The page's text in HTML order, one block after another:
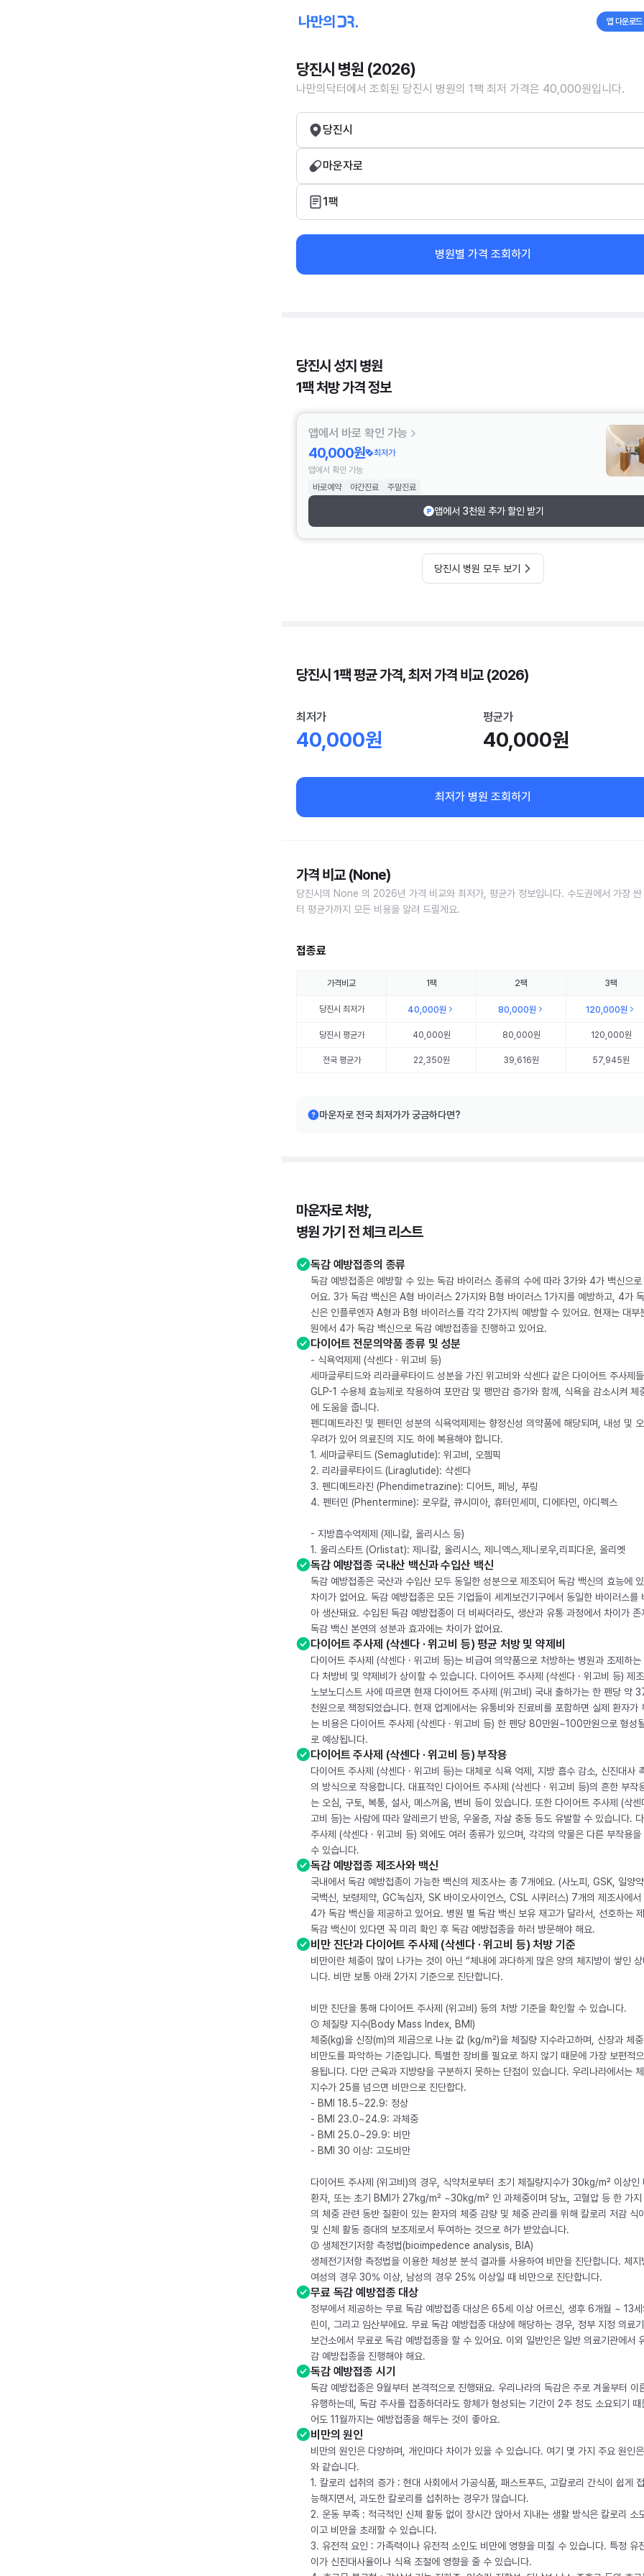
앱 다운로드
당진시 병원 (2026)
나만의닥터에서 조회된 당진시 병원의 1팩 최저 가격은 40,000원입니다.
당진시
마운자로
1팩
병원별 가격 조회하기
당진시 성지 병원
1팩 처방 가격 정보
앱에서 바로 확인 가능
40,000원
최저가
앱에서 확인 가능
바로예약
야간진료 주말진료
앱에서 3천원 추가 할인 받기
당진시 병원 모두 보기
당진시 1팩 평균 가격, 최저 가격 비교 (2026)
최저가
40,000원
평균가
40,000원
최저가 병원 조회하기
가격 비교 (None)
당진시의 None 의 2026년 가격 비교와 최저가, 평균가 정보입니다. 수도권에서 가장 싼
터 평균가까지 모든 비용을 알려 드릴게요.
접종료
가격비교 1팩 2팩 3팩
당진시 최저가 40,000원 80,000원 120,000원
당진시 평균가 40,000원 80,000원 120,000원
전국 평균가 22,350원 39,616원 57,945원
마운자로 전국 최저가가 궁금하다면?
마운자로 처방,
병원 가기 전 체크 리스트
독감 예방접종의 종류
독감 예방접종은 예방할 수 있는 독감 바이러스 종류의 수에 따라 3가와 4가 백신으로
어요. 3가 독감 백신은 A형 바이러스 2가지와 B형 바이러스 1가지를 예방하고, 4가
신은 인플루엔자 A형과 B형 바이러스를 각각 2가지씩 예방할 수 있어요. 현재는 대부
원에서 4가 독감 백신으로 독감 예방접종을 진행하고 있어요.
다이어트 전문의약품 종류 및 성분
- 식욕억제제 (삭센다 · 위고비 등)
세마글루티드와 리라클루타이드 성분을 가진 위고비와 삭센다 같은 다이어트 주사제
GLP-1 수용체 효능제로 작용하여 포만감 및 팽만감 증가와 함께, 식욕을 감소시켜 체
에 도움을 줍니다.
펜디메트라진 및 펜터민 성분의 식욕억제제는 향정신성 의약품에 해당되며, 내성 및
우려가 있어 의료진의 지도 하에 복용해야 합니다.
1. 세마글루티드 (Semaglutide): 위고비, 오젬픽
2. 리라클루타이드 (Liraglutide): 삭센다
3. 펜디메트라진 (Phendimetrazine): 디어트, 페닝, 푸링
4. 펜터민 (Phentermine): 로우칼, 큐시미아, 휴터민세미, 디에타민, 아디펙스
- 지방흡수억제제 (제니칼, 올리시스 등)
1. 올리스타트 (Orlistat): 제니칼, 올리시스, 제니엑스,제니로우,리피다운, 올리엣
독감 예방접종 국내산 백신과 수입산 백신
독감 예방접종은 국산과 수입산 모두 동일한 성분으로 제조되어 독감 백신의 효능에
차이가 없어요. 독감 예방접종은 모든 기업들이 세계보건기구에서 동일한 바이러스를
아 생산돼요. 수입된 독감 예방접종이 더 비싸더라도, 생산과 유통 과정에서 차이가 존
독감 백신 본연의 성분과 효과에는 차이가 없어요.
다이어트 주사제 (삭센다 · 위고비 등) 평균 처방 및 약제비
다이어트 주사제 (삭센다 · 위고비 등)는 비급여 의약품으로 처방하는 병원과 조제하는
다 처방비 및 약제비가 상이할 수 있습니다. 다이어트 주사제 (삭센다 · 위고비 등) 제
노보노디스트 사에 따르면 현재 다이어트 주사제 (위고비) 국내 출하가는 한 펜당 약
천원으로 책정되었습니다. 현재 업계에서는 유통비와 진료비를 포함하면 실제 환자가
는 비용은 다이어트 주사제 (삭센다 · 위고비 등) 한 펜당 80만원~100만원으로 형성
로 예상됩니다.
다이어트 주사제 (삭센다 · 위고비 등) 부작용
다이어트 주사제 (삭센다 · 위고비 등)는 대체로 식욕 억제, 지방 흡수 감소, 신진대사
의 방식으로 작용합니다. 대표적인 다이어트 주사제 (삭센다 · 위고비 등)의 흔한 부작
는 오심, 구토, 복통, 설사, 메스꺼움, 변비 등이 있습니다. 또한 다이어트 주사제 (삭센
고비 등)는 사람에 따라 알레르기 반응, 우울증, 자살 충동 등도 유발할 수 있습니다.
주사제 (삭센다 · 위고비 등) 외에도 여러 종류가 있으며, 각각의 약물은 다른 부작용을
수 있습니다.
독감 예방접종 제조사와 백신
국내에서 독감 예방접종이 가능한 백신의 제조사는 총 7개에요. (사노피, GSK, 일양
국백신, 보령제약, GC녹십자, SK 바이오사이언스, CSL 시퀴러스) 7개의 제조사에서
4가 독감 백신을 제공하고 있어요. 병원 별 독감 백신 보유 재고가 달라서, 선호하는
독감 백신이 있다면 꼭 미리 확인 후 독감 예방접종을 하러 방문해야 해요.
비만 진단과 다이어트 주사제 (삭센다 · 위고비 등) 처방 기준
비만이란 체중이 많이 나가는 것이 아닌 “체내에 과다하게 많은 양의 체지방이 쌓인
니다. 비만 보통 아래 2가지 기준으로 진단합니다.
비만 진단을 통해 다이어트 주사제 (위고비) 등의 처방 기준을 확인할 수 있습니다.
① 체질량 지수(Body Mass Index, BMI)
체중(kg)을 신장(m)의 제곱으로 나눈 값 (kg/m²)을 체질량 지수라고하며, 신장과 체
비만도를 파악하는 기준입니다. 특별한 장비를 필요로 하지 않기 때문에 가장 보편적
용됩니다. 다만 근육과 지방량을 구분하지 못하는 단점이 있습니다. 우리나라에서는
지수가 25를 넘으면 비만으로 진단합다.
- BMI 18.5~22.9: 정상
- BMI 23.0~24.9: 과체중
- BMI 25.0~29.9: 비만
- BMI 30 이상: 고도비만
다이어트 주사제 (위고비)의 경우, 식약처로부터 초기 체질량지수가 30kg/m² 이상인
환자, 또는 초기 BMI가 27kg/m² ~30kg/m² 인 과체중이며 당뇨, 고혈압 등 한 가지
의 체중 관련 동반 질환이 있는 환자의 체중 감량 및 체중 관리를 위해 칼로리 저감 식
및 신체 활동 증대의 보조제로서 투여하는 것으로 허가 받았습니다.
② 생체전기저항 측정법(bioimpedence analysis, BIA)
생체전기저항 측정법을 이용한 체성분 분석 결과를 사용하여 비만을 진단합니다. 체지
여성의 경우 30% 이상, 남성의 경우 25% 이상일 때 비만으로 진단합니다.
무료 독감 예방접종 대상
정부에서 제공하는 무료 독감 예방접종 대상은 65세 이상 어르신, 생후 6개월 ~ 13
린이, 그리고 임산부에요. 무료 독감 예방접종 대상에 해당하는 경우, 정부 지정 의료
보건소에서 무료로 독감 예방접종을 할 수 있어요. 이외 일반인은 일반 의료기관에서
감 예방접종을 진행해야 해요.
독감 예방접종 시기
독감 예방접종은 9월부터 본격적으로 진행돼요. 우리나라의 독감은 주로 겨울부터 이
유행하는데, 독감 주사를 접종하더라도 항체가 형성되는 기간이 2주 정도 소요되기 때
어도 11월까지는 예방접종을 해두는 것이 좋아요.
비만의 원인
비만의 원인은 다양하며, 개인마다 차이가 있을 수 있습니다. 여기 몇 가지 주요 원인
와 같습니다.
1. 칼로리 섭취의 증가 : 현대 사회에서 가공식품, 패스트푸드, 고칼로리 간식이 쉽게
능해지면서, 과도한 칼로리를 섭취하는 경우가 많습니다.
2. 운동 부족 : 적극적인 신체 활동 없이 장시간 앉아서 지내는 생활 방식은 칼로리 소
이고 비만을 초래할 수 있습니다.
3. 유전적 요인 : 가족력이나 유전적 소인도 비만에 영향을 미칠 수 있습니다. 특정 유
이가 신진대사율이나 식욕 조절에 영향을 줄 수 있습니다.